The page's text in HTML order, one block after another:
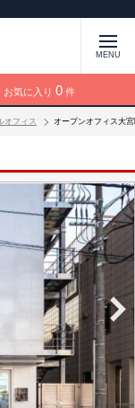
MENU
お気に入り 0 件
オフィス オープンオフィス大